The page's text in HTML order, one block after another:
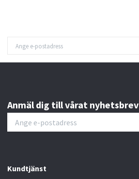
Anmäl dig till vårat nyhetsbrev
Kundtjänst